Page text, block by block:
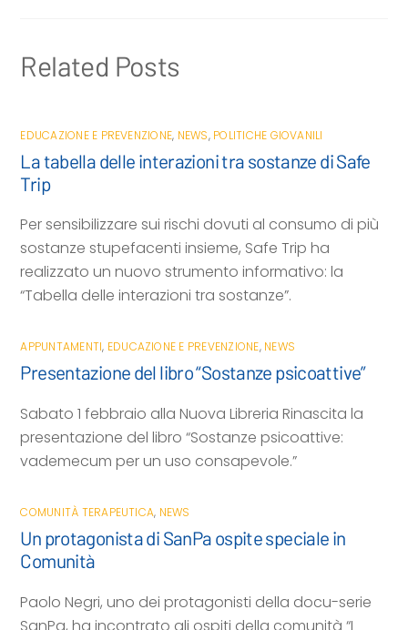
Related Posts
EDUCAZIONE E PREVENZIONE, NEWS, POLITICHE GIOVANILI
La tabella delle interazioni tra sostanze di Safe
Trip
Per sensibilizzare sui rischi dovuti al consumo di più
sostanze stupefacenti insieme, Safe Trip ha
realizzato un nuovo strumento informativo: la
“Tabella delle interazioni tra sostanze”.
APPUNTAMENTI, EDUCAZIONE E PREVENZIONE, NEWS
Presentazione del libro “Sostanze psicoattive”
Sabato 1 febbraio alla Nuova Libreria Rinascita la
presentazione del libro “Sostanze psicoattive:
vademecum per un uso consapevole.”
COMUNITÀ TERAPEUTICA, NEWS
Un protagonista di SanPa ospite speciale in
Comunità
Paolo Negri, uno dei protagonisti della docu-serie
SanPa, ha incontrato gli ospiti della comunità “I